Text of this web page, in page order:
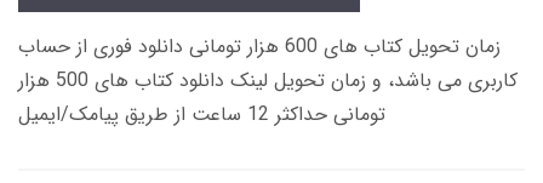
زمان تحویل کتاب های 600 هزار تومانی دانلود فوری از حساب
کاربری می باشد، و زمان تحویل لینک دانلود کتاب های 500 هزار
تومانی حداکثر 12 ساعت از طریق پیامک/ایمیل